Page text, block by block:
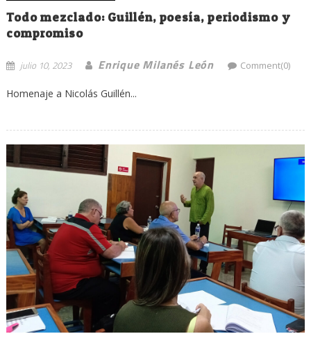
Todo mezclado: Guillén, poesía, periodismo y
compromiso
julio 10, 2023 Enrique Milanés León Comment(0)
Homenaje a Nicolás Guillén...